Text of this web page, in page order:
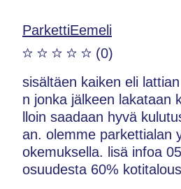
ParkettiEemeli
(0)
sisältäen kaiken eli
n jonka jälkeen lakataan
lloin saadaan hyvä
an. olemme parkettialan
okemuksella. lisä infoa
osuudesta 60%